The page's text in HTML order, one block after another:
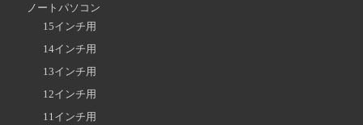
ノートパソコン
15インチ用
14インチ用
13インチ用
12インチ用
11インチ用